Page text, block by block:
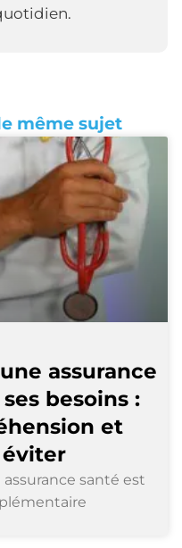
même sujet
assurance
besoins :
et
santé est